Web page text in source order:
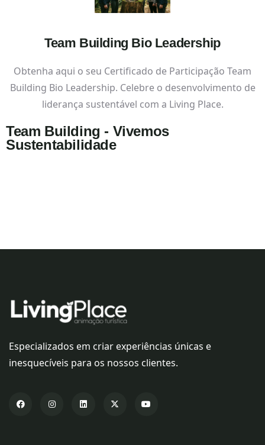
Team Building Bio Leadership
Obtenha aqui o seu Certificado de Participação Team
Building Bio Leadership. Celebre o desenvolvimento de
liderança sustentável com a Living Place.
Team Building - Vivemos
Sustentabilidade
Especializados em criar experiências únicas e
inesquecíveis para os nossos clientes.